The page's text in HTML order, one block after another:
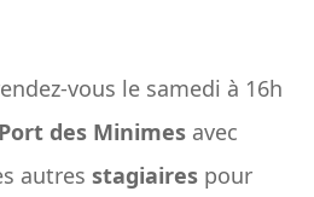
vous le samedi à 16h
Port des Minimes avec
autres stagiaires pour